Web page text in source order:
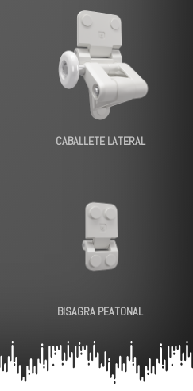
CABALLETE LATERAL
BISAGRA PEATONAL